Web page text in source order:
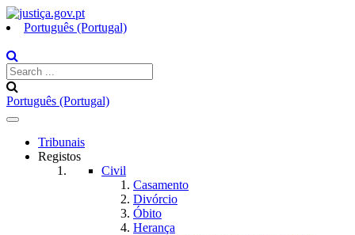
Português (Portugal)
Português (Portugal)
Toggle
navigationTribunais
Registos
Civil
Casamento
Divórcio
Óbito
Herança